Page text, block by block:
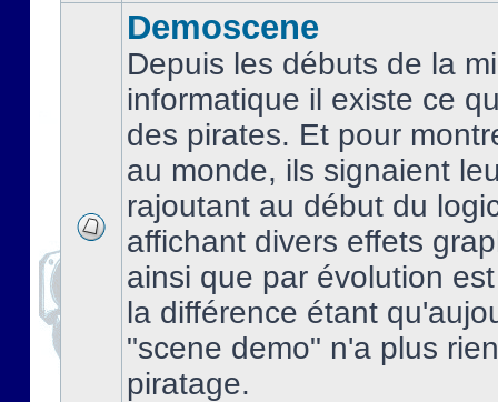
Demoscene
Depuis les débuts de la
informatique il existe ce
des pirates. Et pour
au monde, ils signaient
rajoutant au début du
affichant divers effets
ainsi que par évolution
la différence étant
"scene demo" n'a plus
piratage.